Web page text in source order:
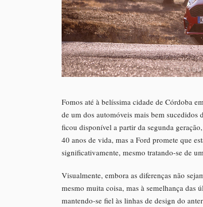
Fomos até à belíssima cidade de Córdoba
de um dos automóveis mais bem
ficou disponível a partir da segunda
40 anos de vida, mas a Ford promete que
significativamente, mesmo tratando-se de
Visualmente, embora as diferenças não
mesmo muita coisa, mas à semelhança
mantendo-se fiel às linhas de design do